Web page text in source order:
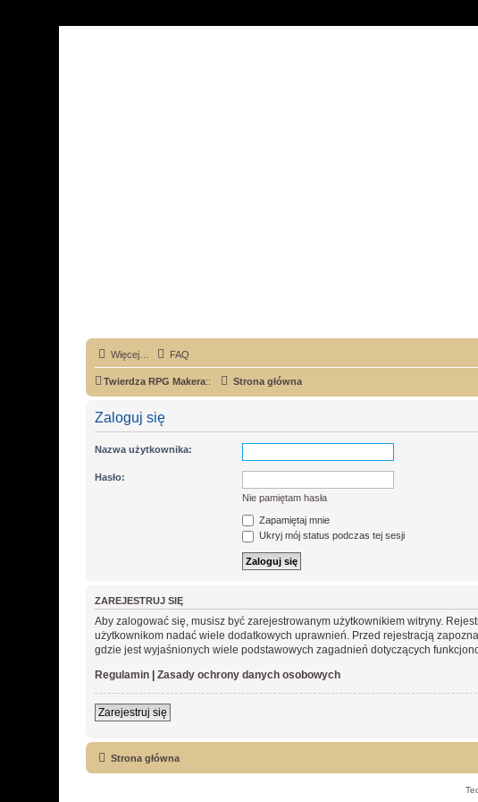
Więcej… FAQ
Twierdza RPG Makera:: Strona główna
Zaloguj się
Nazwa użytkownika:
Hasło:
Nie pamiętam hasła
Zapamiętaj mnie
Ukryj mój status podczas tej sesji
ZAREJESTRUJ SIĘ
Aby zalogować się, musisz być zarejestrowanym użytkownikiem witryny.
użytkownikom nadać wiele dodatkowych uprawnień. Przed rejestracją
gdzie jest wyjaśnionych wiele podstawowych zagadnień dotyczących
Regulamin
Zasady ochrony danych osobowych
Zarejestruj się
Strona główna